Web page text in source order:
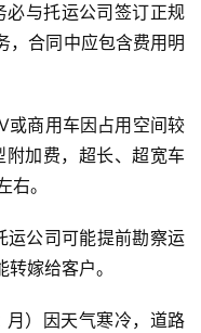
必与托运公司签订正规
，合同中应包含费用明
或商用车因占用空间较
加费，超长、超宽车
。
运公司可能提前勘察运
嫁给客户。
）因天气寒冷，道路